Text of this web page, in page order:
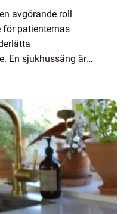
avgörande roll
för patienternas
En sjukhussäng är